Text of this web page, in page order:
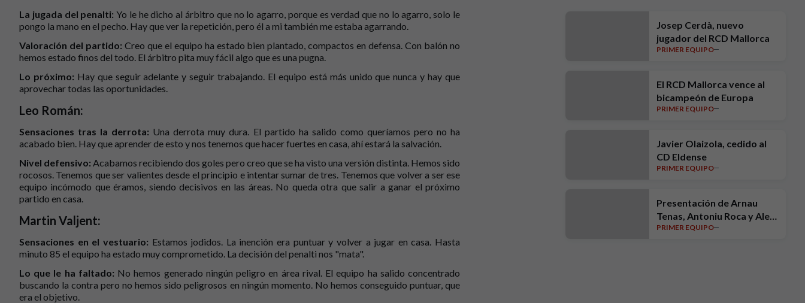
La jugada del penalti: Yo le he dicho al árbitro que no lo agarro, porque es verdad que no lo agarro, solo le
pongo la mano en el pecho. Hay que ver la repetición, pero él a mi también me estaba agarrando.
Valoración del partido: Creo que el equipo ha estado bien plantado, compactos en defensa. Con balón no
hemos estado finos del todo. El árbitro pita muy fácil algo que es una pugna.
Lo próximo: Hay que seguir adelante y seguir trabajando. El equipo está más unido que nunca y hay que
aprovechar todas las oportunidades.
Leo Román:
Sensaciones tras la derrota: Una derrota muy dura. El partido ha salido como queríamos pero no ha
acabado bien. Hay que aprender de esto y nos tenemos que hacer fuertes en casa, ahí estará la salvación.
Nivel defensivo: Acabamos recibiendo dos goles pero creo que se ha visto una versión distinta. Hemos sido
rocosos. Tenemos que ser valientes desde el principio e intentar sumar de tres. Tenemos que volver a ser ese
equipo incómodo que éramos, siendo decisivos en las áreas. No queda otra que salir a ganar el próximo
partido en casa.
Martin Valjent:
Sensaciones en el vestuario: Estamos jodidos. La inención era puntuar y volver a jugar en casa. Hasta
minuto 85 el equipo ha estado muy comprometido. La decisión del penalti nos "mata".
Lo que le ha faltado: No hemos generado ningún peligro en área rival. El equipo ha salido concentrado
buscando la contra pero no hemos sido peligrosos en ningún momento. No hemos conseguido puntuar, que
era el objetivo.
Josep Cerdà, nuevo
jugador del RCD Mallorca
PRIMER EQUIPO
El RCD Mallorca vence al
bicampeón de Europa
PRIMER EQUIPO
Javier Olaizola, cedido al
CD Eldense
PRIMER EQUIPO
Presentación de Arnau
Tenas, Antoniu Roca y Alex
Sala
PRIMER EQUIPO